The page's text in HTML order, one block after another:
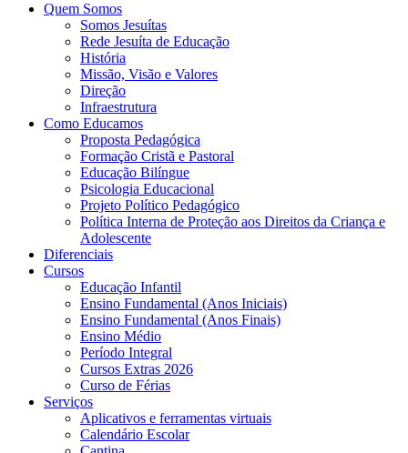
Quem Somos
Somos Jesuítas
Rede Jesuíta de Educação
História
Missão, Visão e Valores
Direção
Infraestrutura
Como Educamos
Proposta Pedagógica
Formação Cristã e Pastoral
Educação Bilíngue
Psicologia Educacional
Projeto Político Pedagógico
Política Interna de Proteção aos Direitos da Criança e
Adolescente
Diferenciais
Cursos
Educação Infantil
Ensino Fundamental (Anos Iniciais)
Ensino Fundamental (Anos Finais)
Ensino Médio
Período Integral
Cursos Extras 2026
Curso de Férias
Serviços
Aplicativos e ferramentas virtuais
Calendário Escolar